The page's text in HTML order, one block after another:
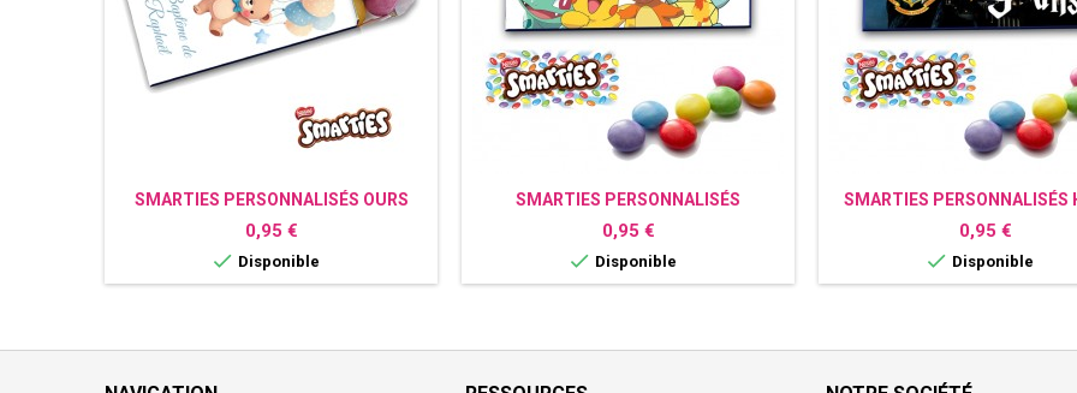
SMARTIES PERSONNALISÉS OURS
Prix
0,95 €
 Disponible
SMARTIES PERSONNALISÉS
POKEMON
Prix
0,95 €
 Disponible
SMARTIES PERSONNALISÉS
POTTER
Prix
0,95 €
 Disponible